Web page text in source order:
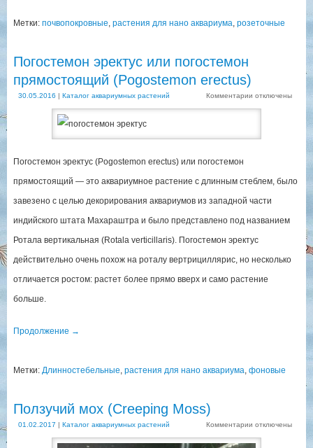
Метки: почвопокровные, растения для нано аквариума, розеточные
Погостемон эректус или погостемон
прямостоящий (Pogostemon erectus)
30.05.2016 | Каталог аквариумных растений Комментарииотключены
Погостемон эректус (Pogostemon erectus) или погостемон
прямостоящий — это аквариумное растение с длинным стеблем, было
завезено с целью декорирования аквариумов из западной части
индийского штата Махараштра и было представлено под названием
Ротала вертикальная (Rotala verticillaris). Погостемон эректус
действительно очень похож на роталу вертрициллярис, но несколько
отличается ростом: растет более прямо вверх и само растение
больше.
Продолжение →
Метки: Длинностебельные, растения для нано аквариума, фоновые
Ползучий мох (Creeping Moss)
01.02.2017 | Каталог аквариумных растений Комментарииотключены